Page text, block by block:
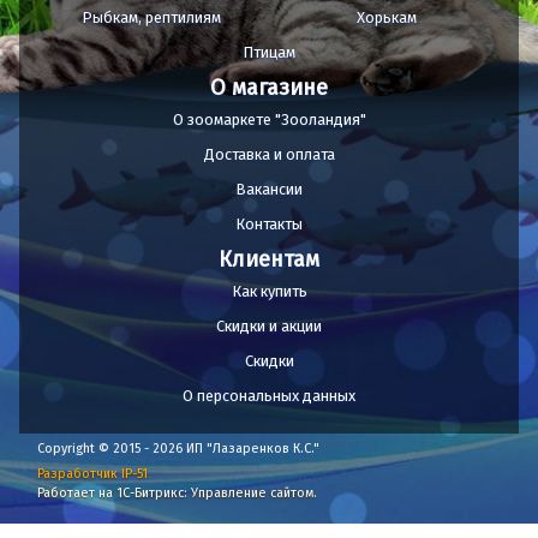
Рыбкам, рептилиям
Хорькам
Птицам
О магазине
О зоомаркете "Зооландия"
Доставка и оплата
Вакансии
Контакты
Клиентам
Как купить
Скидки и акции
Скидки
О персональных данных
Copyright © 2015 - 2026 ИП "Лазаренков К.С."
Разработчик IP-51
Работает на 1С-Битрикс: Управление сайтом.